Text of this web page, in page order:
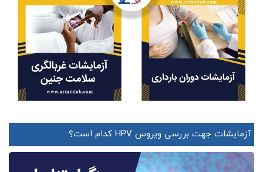
آزمایشات جهت بررسی ویروس HPV کدام است؟